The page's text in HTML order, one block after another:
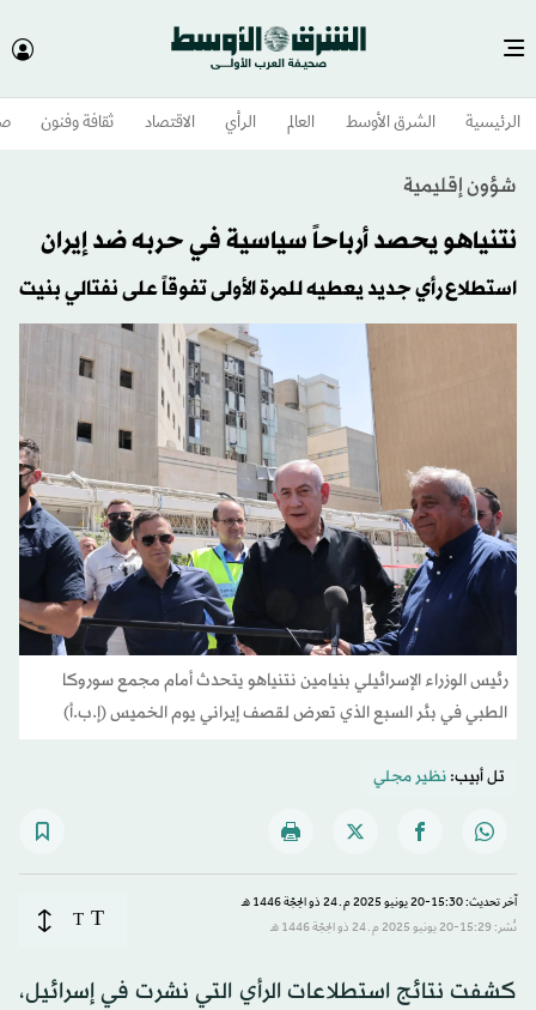
الرئيسية الشرق الأوسط​ العالم الرأي الاقتصاد ثقافة وفنون
شؤون إقليمية
نتنياهو يحصد أرباحاً سياسية في حربه ضد إيران
استطلاع رأي جديد يعطيه للمرة الأولى تفوقاً على نفتالي بنيت
رئيس الوزراء الإسرائيلي بنيامين نتنياهو يتحدث أمام مجمع سوروكا
الطبي في بئر السبع الذي تعرض لقصف إيراني يوم الخميس (إ.ب.أ)
تل أبيب:نظير مجلي
آخر تحديث: 15:30-20 يونيو 2025 م ـ 24 ذو الحِجّة 1446 هـ
نُشر: 15:29-20 يونيو 2025 م ـ 24 ذو الحِجّة 1446 هـ
T
T
كشفت نتائج استطلاعات الرأي التي نشرت في إسرائيل،